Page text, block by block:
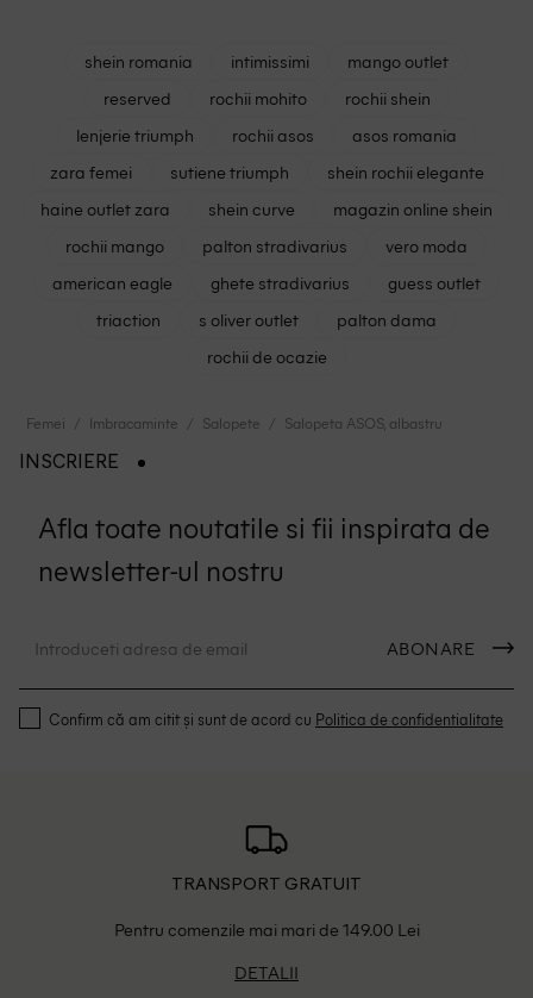
shein romania intimissimi
mango outlet
reserved
rochii mohito
rochii shein
lenjerie triumph
rochii asos
asos romania
zara femei
sutiene triumph
shein rochii elegante
haine outlet zara
shein curve
magazin online shein
rochii mango
palton stradivarius
vero moda
american eagle
ghete stradivarius
guess outlet
triaction
s oliver outlet
palton dama
rochii de ocazie
Femei Imbracaminte Salopete Salopeta ASOS, albastru
INSCRIERE
Afla toate noutatile si fii inspirata de
newsletter-ul nostru
ABONARE
Confirm că am citit și sunt de acord cu Politica de confidentialitate
TRANSPORT GRATUIT
Pentru comenzile mai mari de 149.00 Lei
DETALII